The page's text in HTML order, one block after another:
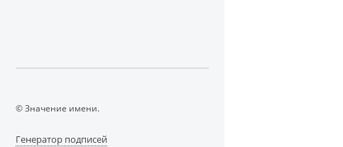
© Значение имени.
Генератор подписей